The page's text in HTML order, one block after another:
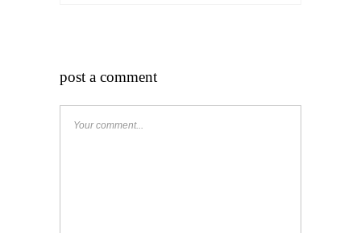
post a comment